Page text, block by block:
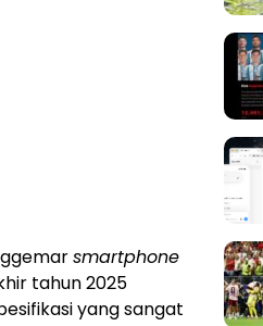
smartphone
tahun 2025
yang sangat